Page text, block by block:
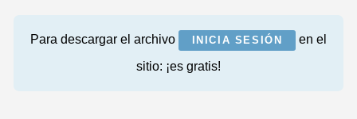
Para descargar el archivo INICIA SESIÓN
en el
sitio: ¡es gratis!